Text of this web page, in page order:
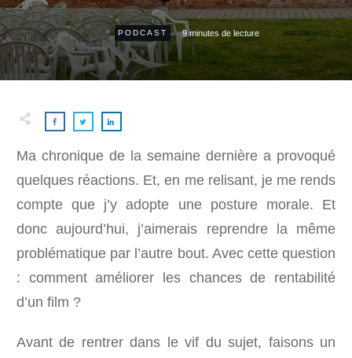
PODCAST 9minutes de lecture
Ma chronique de la semaine dernière a provoqué
quelques réactions. Et, en me relisant, je me rends
compte que j’y adopte une posture morale. Et
donc aujourd’hui, j’aimerais reprendre la même
problématique par l’autre bout. Avec cette question
: comment améliorer les chances de rentabilité
d’un film ?
Avant de rentrer dans le vif du sujet, faisons un